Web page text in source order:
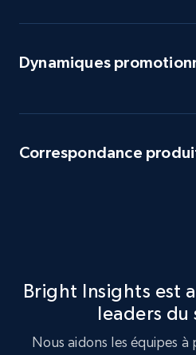
eBay - Collect products
Seller reviews,
359+
Dynamiques
Correspondance
Bright Insights est
leaders du
Nous aidons les équipes à